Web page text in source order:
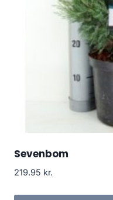
Sevenbom
219.95 kr.